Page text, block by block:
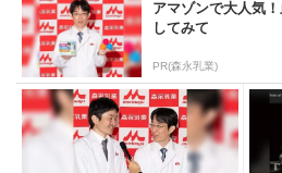
アマゾンで大人気
してみて
PR(森永乳業)